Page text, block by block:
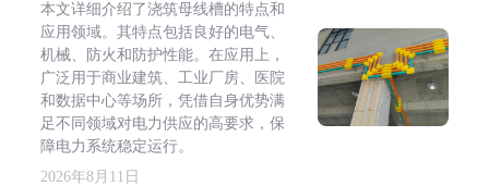
本文详细介绍了浇筑母线槽的特点和
应用领域。其特点包括良好的电气、
机械、防火和防护性能。在应用上，
广泛用于商业建筑、工业厂房、医院
和数据中心等场所，凭借自身优势满
足不同领域对电力供应的高要求，保
障电力系统稳定运行。
2026年8月11日